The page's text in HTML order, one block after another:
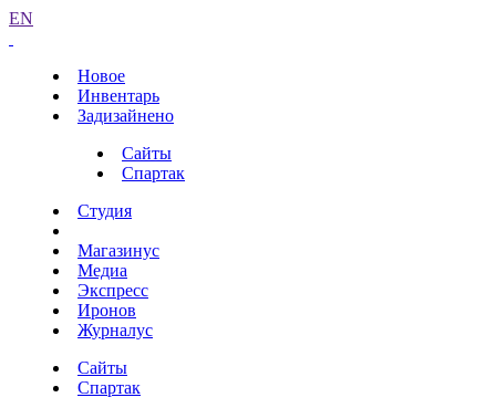
EN
Новое
Инвентарь
Задизайнено
Сайты
Спартак
Студия
Магазинус
Медиа
Экспресс
Иронов
Журналус
Сайты
Спартак